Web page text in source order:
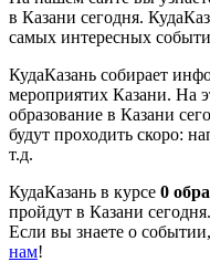
в Казани сегодня.
самых интересных
КудаКазань собирает
мероприятих Казани. На
образование в Казани
будут проходить скоро:
т.д.
КудаКазань в курсе 0
пройдут в Казани сегодня.
Если вы знаете о
нам!